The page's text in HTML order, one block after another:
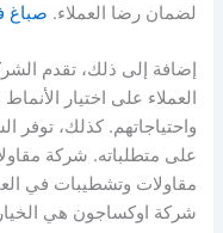
لضمان رضا العملاء. صباغ
إضافة إلى ذلك، تقدم
العملاء على اختيار
واحتياجاتهم. كذلك،
على متطلباته. شركة
مقاولات وتشطيبات في
شركة اوكساجون هي